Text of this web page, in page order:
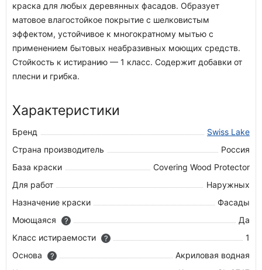
краска для любых деревянных фасадов. Образует
матовое влагостойкое покрытие с шелковистым
эффектом, устойчивое к многократному мытью с
применением бытовых неабразивных моющих средств.
Стойкость к истиранию — 1 класс. Содержит добавки от
плесни и грибка.
Характеристики
Бренд
Swiss Lake
Страна производитель
Россия
База краски
Covering Wood Protector
Для работ
Наружных
Назначение краски
Фасады
Моющаяся
?
Да
Класс истираемости
?
1
Основа
?
Акриловая водная